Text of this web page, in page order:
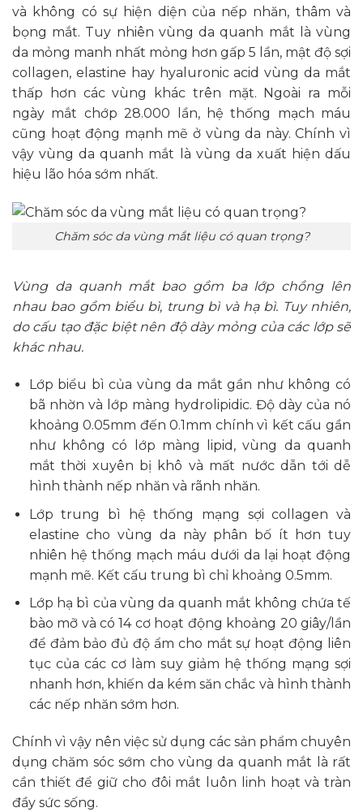
và không có sự hiện diện của nếp nhăn, thâm và
bọng mắt. Tuy nhiên vùng da quanh mắt là vùng
da mỏng manh nhất mỏng hơn gấp 5 lần, mật độ sợi
collagen, elastine hay hyaluronic acid vùng da mắt
thấp hơn các vùng khác trên mặt. Ngoài ra mỗi
ngày mắt chớp 28.000 lần, hệ thống mạch máu
cũng hoạt động mạnh mẽ ở vùng da này. Chính vì
vậy vùng da quanh mắt là vùng da xuất hiện dấu
hiệu lão hóa sớm nhất.
Chăm sóc da vùng mắt liệu có quan trọng?
Vùng da quanh mắt bao gồm ba lớp chồng lên
nhau bao gồm biểu bì, trung bì và hạ bì. Tuy nhiên,
do cấu tạo đặc biệt nên độ dày mỏng của các lớp sẽ
khác nhau.
Lớp biểu bì của vùng da mắt gần như không có
bã nhờn và lớp màng hydrolipidic. Độ dày của nó
khoảng 0.05mm đến 0.1mm chính vì kết cấu gần
như không có lớp màng lipid, vùng da quanh
mắt thời xuyên bị khô và mất nước dẫn tới dễ
hình thành nếp nhăn và rãnh nhăn.
Lớp trung bì hệ thống mạng sợi collagen và
elastine cho vùng da này phân bố ít hơn tuy
nhiên hệ thống mạch máu dưới da lại hoạt động
mạnh mẽ. Kết cấu trung bì chỉ khoảng 0.5mm.
Lớp hạ bì của vùng da quanh mắt không chứa tế
bào mỡ và có 14 cơ hoạt động khoảng 20 giây/lần
để đảm bảo đủ độ ẩm cho mắt sự hoạt động liên
tục của các cơ làm suy giảm hệ thống mạng sợi
nhanh hơn, khiến da kém săn chắc và hình thành
các nếp nhăn sớm hơn.
Chính vì vậy nên việc sử dụng các sản phẩm chuyên
dụng chăm sóc sớm cho vùng da quanh mắt là rất
cần thiết để giữ cho đôi mắt luôn linh hoạt và tràn
đầy sức sống.